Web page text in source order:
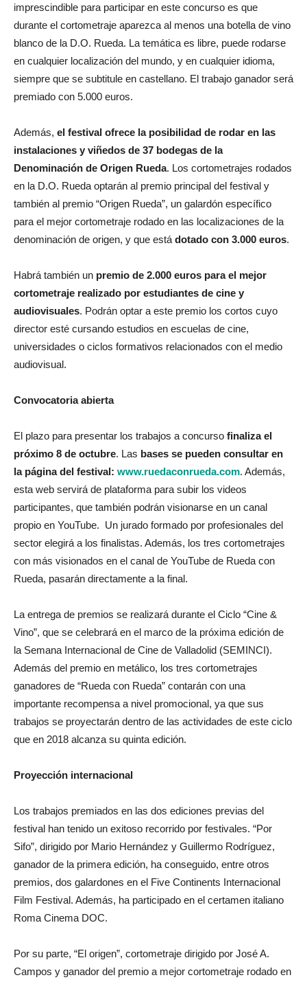
imprescindible para participar en este concurso es que
durante el cortometraje aparezca al menos una botella de vino
blanco de la D.O. Rueda. La temática es libre, puede rodarse
en cualquier localización del mundo, y en cualquier idioma,
siempre que se subtitule en castellano. El trabajo ganador será
premiado con 5.000 euros.
Además, el festival ofrece la posibilidad de rodar en las
instalaciones y viñedos de 37 bodegas de la
Denominación de Origen Rueda. Los cortometrajes rodados
en la D.O. Rueda optarán al premio principal del festival y
también al premio “Origen Rueda”, un galardón específico
para el mejor cortometraje rodado en las localizaciones de la
denominación de origen, y que está dotado con 3.000 euros.
Habrá también un premio de 2.000 euros para el mejor
cortometraje realizado por estudiantes de cine y
audiovisuales. Podrán optar a este premio los cortos cuyo
director esté cursando estudios en escuelas de cine,
universidades o ciclos formativos relacionados con el medio
audiovisual.
Convocatoria abierta
El plazo para presentar los trabajos a concurso finaliza el
próximo 8 de octubre. Las bases se pueden consultar en
la página del festival: www.ruedaconrueda.com. Además,
esta web servirá de plataforma para subir los videos
participantes, que también podrán visionarse en un canal
propio en YouTube. Un jurado formado por profesionales del
sector elegirá a los finalistas. Además, los tres cortometrajes
con más visionados en el canal de YouTube de Rueda con
Rueda, pasarán directamente a la final.
La entrega de premios se realizará durante el Ciclo “Cine &
Vino”, que se celebrará en el marco de la próxima edición de
la Semana Internacional de Cine de Valladolid (SEMINCI).
Además del premio en metálico, los tres cortometrajes
ganadores de “Rueda con Rueda” contarán con una
importante recompensa a nivel promocional, ya que sus
trabajos se proyectarán dentro de las actividades de este ciclo
que en 2018 alcanza su quinta edición.
Proyección internacional
Los trabajos premiados en las dos ediciones previas del
festival han tenido un exitoso recorrido por festivales. “Por
Sifo”, dirigido por Mario Hernández y Guillermo Rodríguez,
ganador de la primera edición, ha conseguido, entre otros
premios, dos galardones en el Five Continents Internacional
Film Festival. Además, ha participado en el certamen italiano
Roma Cinema DOC.
Por su parte, “El origen”, cortometraje dirigido por José A.
Campos y ganador del premio a mejor cortometraje rodado en